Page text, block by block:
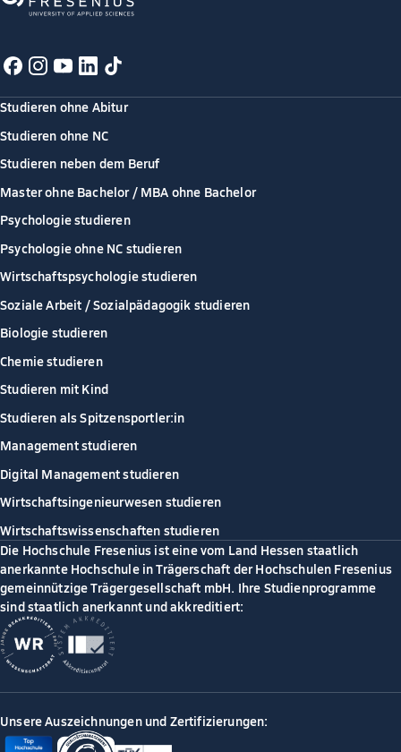
Studieren ohne Abitur
Studieren ohne NC
Studieren neben dem Beruf
Master ohne Bachelor / MBA ohne Bachelor
Psychologie studieren
Psychologie ohne NC studieren
Wirtschaftspsychologie studieren
Soziale Arbeit / Sozialpädagogik studieren
Biologie studieren
Chemie studieren
Studieren mit Kind
Studieren als Spitzensportler:in
Management studieren
Digital Management studieren
Wirtschaftsingenieurwesen studieren
Wirtschaftswissenschaften studieren
Die Hochschule Fresenius ist eine vom Land Hessen staatlich
anerkannte Hochschule in Trägerschaft der Hochschulen Fresenius
gemeinnützige Trägergesellschaft mbH. Ihre Studienprogramme
sind staatlich anerkannt und akkreditiert:
Unsere Auszeichnungen und Zertifizierungen: